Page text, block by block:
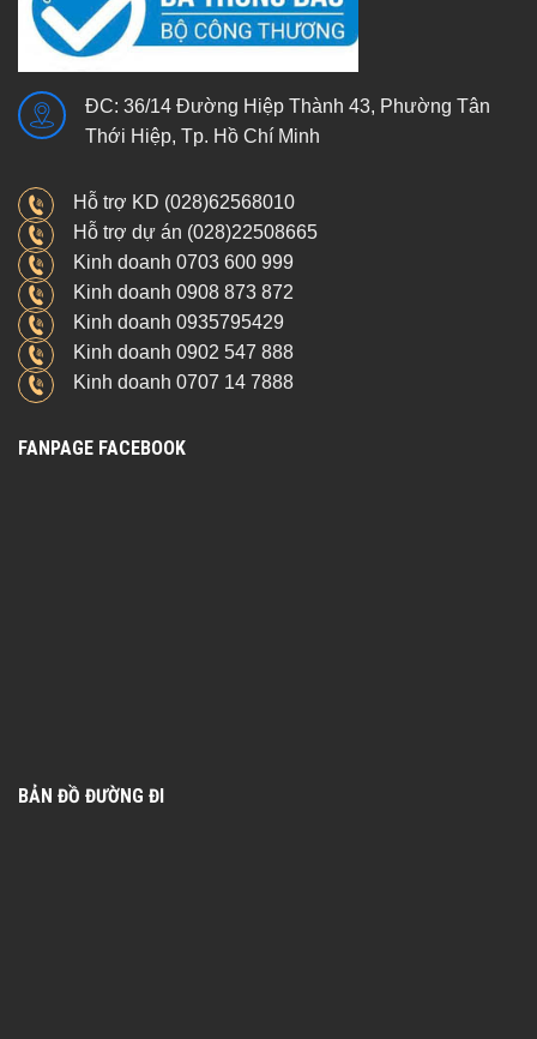
ĐC: 36/14 Đường Hiệp Thành 43, Phường Tân
Thới Hiệp, Tp. Hồ Chí Minh
Hỗ trợ KD (028)62568010
Hỗ trợ dự án (028)22508665
Kinh doanh 0703 600 999
Kinh doanh 0908 873 872
Kinh doanh 0935795429
Kinh doanh 0902 547 888
Kinh doanh 0707 14 7888
FANPAGE FACEBOOK
BẢN ĐỒ ĐƯỜNG ĐI